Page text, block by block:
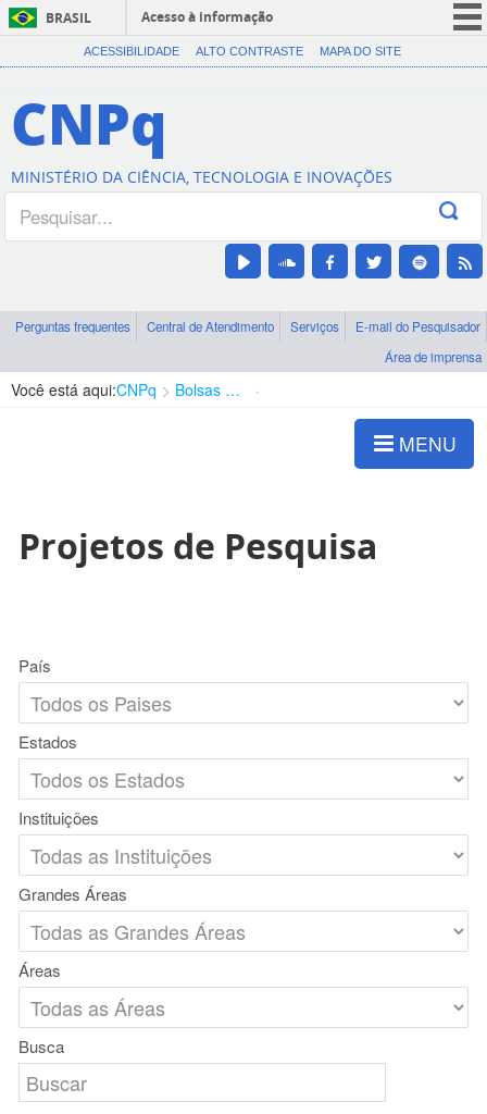
BRASIL
Acesso à informação
CORONAVÍRUS (COVID-19)
Canais
ACESSIBILIDADE ALTO CONTRASTE MAPA DO SITE
CNPq
MINISTÉRIO DA CIÊNCIA, TECNOLOGIA E INOVAÇÕES
Perguntas frequentes Central de Atendimento Serviços
E-mail do Pesquisador
Área de imprensa
Você está aqui:CNPq Bolsas e Auxílios Vigentes
MENU
Projetos de Pesquisa
País
Estados
Instituições
Grandes Áreas
Áreas
Busca